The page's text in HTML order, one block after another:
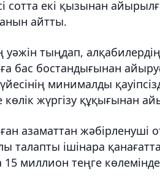
сотта екі қызынан
айтты.
тыңдап,
бас бостандығынан
минималды
көлік жүргізу құқығынан
азаматтан
талапты ішінара
15 миллион теңге